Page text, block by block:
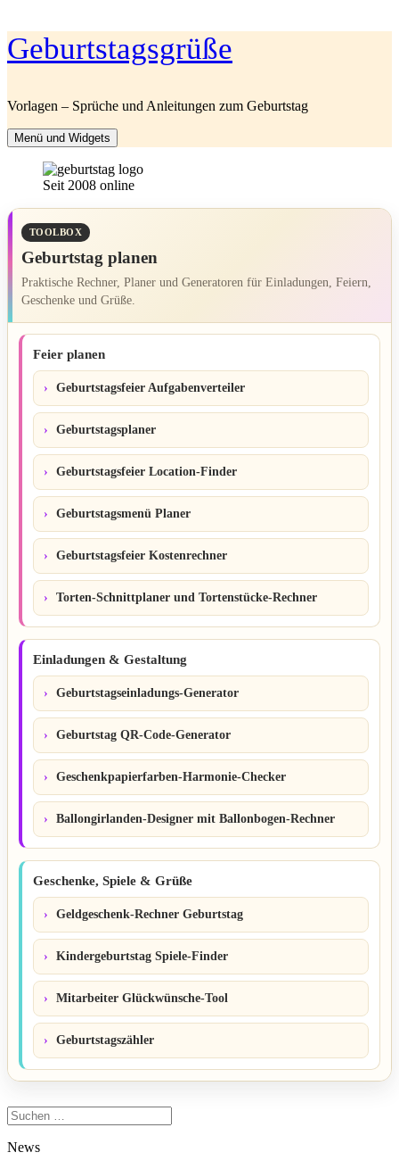
Zum
Inhalt
Geburtstagsgrüße
Vorlagen – Sprüche und Anleitungen zum Geburtstag
Menü und Widgets
Seit 2008 online
TOOLBOX
Geburtstag planen
Praktische Rechner, Planer und Generatoren für Einladungen, Feiern,
Geschenke und Grüße.
Feier planen
Geburtstagsfeier Aufgabenverteiler
Geburtstagsplaner
Geburtstagsfeier Location-Finder
Geburtstagsmenü Planer
Geburtstagsfeier Kostenrechner
Torten-Schnittplaner und Tortenstücke-Rechner
Einladungen & Gestaltung
Geburtstagseinladungs-Generator
Geburtstag QR-Code-Generator
Geschenkpapierfarben-Harmonie-Checker
Ballongirlanden-Designer mit Ballonbogen-Rechner
Geschenke, Spiele & Grüße
Geldgeschenk-Rechner Geburtstag
Kindergeburtstag Spiele-Finder
Mitarbeiter Glückwünsche-Tool
Geburtstagszähler
Suchen
nach:
News